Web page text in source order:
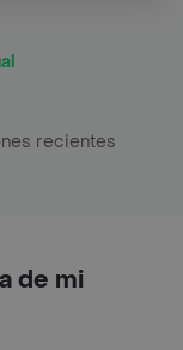
recientes
de mi